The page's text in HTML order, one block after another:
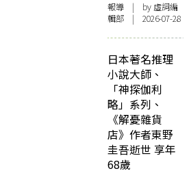
報導 | by 虛詞編
輯部 | 2026-07-28
日本著名推理
小說大師、
「神探伽利
略」系列、
《解憂雜貨
店》作者東野
圭吾逝世 享年
68歲